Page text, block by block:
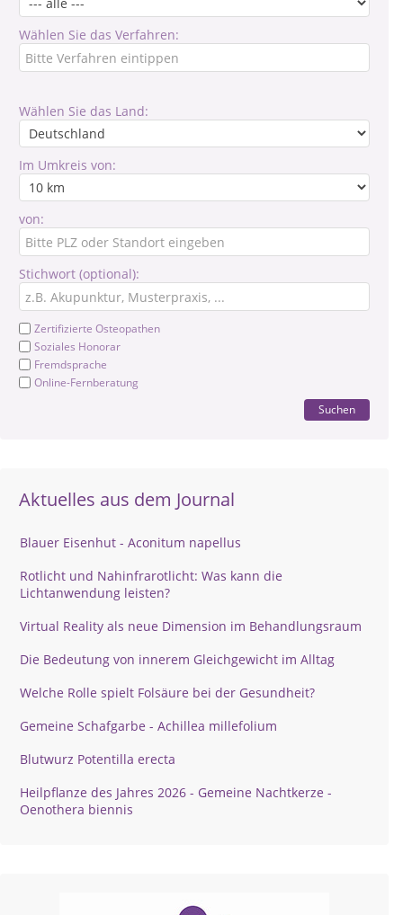
Wählen Sie das Verfahren:
Wählen Sie das Land:
Im Umkreis von:
von:
Stichwort (optional):
Zertifizierte Osteopathen
Soziales Honorar
Fremdsprache
Online-Fernberatung
Suchen
Aktuelles aus dem Journal
Blauer Eisenhut - Aconitum napellus
Rotlicht und Nahinfrarotlicht: Was kann die
Lichtanwendung leisten?
Virtual Reality als neue Dimension im Behandlungsraum
Die Bedeutung von innerem Gleichgewicht im Alltag
Welche Rolle spielt Folsäure bei der Gesundheit?
Gemeine Schafgarbe - Achillea millefolium
Blutwurz Potentilla erecta
Heilpflanze des Jahres 2026 - Gemeine Nachtkerze -
Oenothera biennis